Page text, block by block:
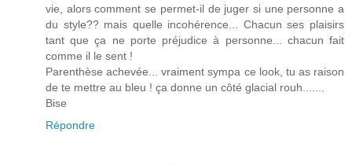
vie, alors comment se permet-il de juger si une personne a
du style?? mais quelle incohérence... Chacun ses plaisirs
tant que ça ne porte préjudice à personne... chacun fait
comme il le sent !
Parenthèse achevée... vraiment sympa ce look, tu as raison
de te mettre au bleu ! ça donne un côté glacial rouh.......
Bise
Répondre